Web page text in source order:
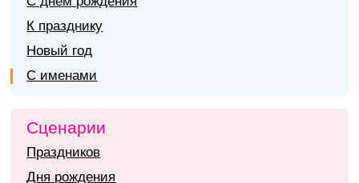
К празднику
Новый год
С именами
Сценарии
Праздников
Дня рождения